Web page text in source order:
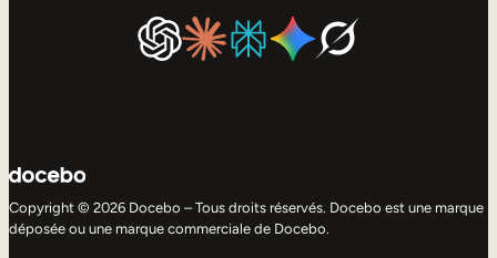
Copyright © 2026 Docebo – Tous droits réservés. Docebo est une marque
déposée ou une marque commerciale de Docebo.